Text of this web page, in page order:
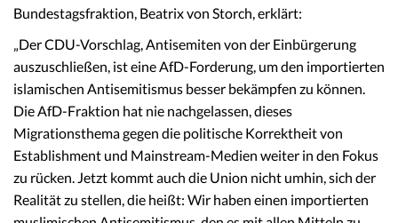
Bundestagsfraktion, Beatrix von Storch, erklärt:
„Der CDU-Vorschlag, Antisemiten von der Einbürgerung
auszuschließen, ist eine AfD-Forderung, um den importierten
islamischen Antisemitismus besser bekämpfen zu können.
Die AfD-Fraktion hat nie nachgelassen, dieses
Migrationsthema gegen die politische Korrektheit von
Establishment und Mainstream-Medien weiter in den Fokus
zu rücken. Jetzt kommt auch die Union nicht umhin, sich der
Realität zu stellen, die heißt: Wir haben einen importierten